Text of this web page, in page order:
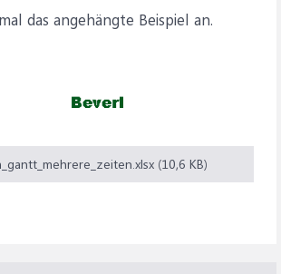
das angehängte Beispiel an.
(10,6 KB)